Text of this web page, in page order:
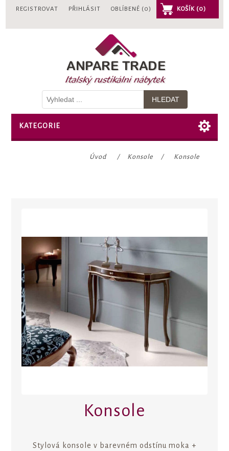
REGISTROVAT PŘIHLÁSIT OBLÍBENÉ (0) KOŠÍK (0)
KATEGORIE
Úvod / Konsole / Konsole
Konsole
Stylová konsole v barevném odstínu moka +